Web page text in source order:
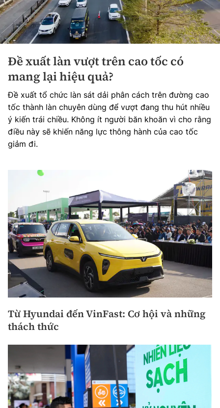
Đề xuất làn vượt trên cao tốc có
mang lại hiệu quả?
Đề xuất tổ chức làn sát dải phân cách trên đường cao
tốc thành làn chuyên dùng để vượt đang thu hút nhiều
ý kiến trái chiều. Không ít người băn khoăn vì cho rằng
điều này sẽ khiến năng lực thông hành của cao tốc
giảm đi.
Từ Hyundai đến VinFast: Cơ hội và những
thách thức